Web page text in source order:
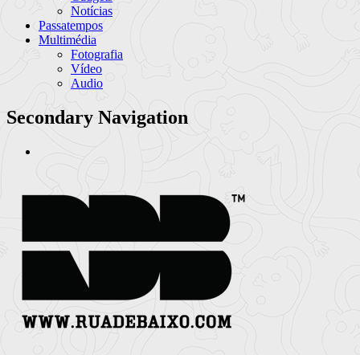
Notícias
Passatempos
Multimédia
Fotografia
Vídeo
Audio
Secondary Navigation